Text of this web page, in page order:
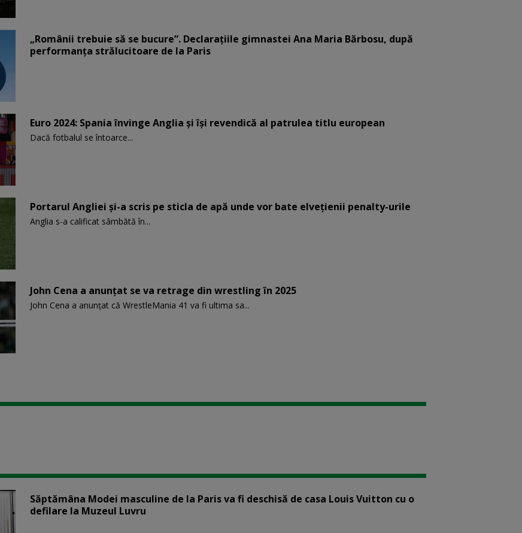
„Românii trebuie să se bucure”. Declarațiile gimnastei Ana Maria Bărbosu, după
performanța strălucitoare de la Paris
Euro 2024: Spania învinge Anglia și își revendică al patrulea titlu european
Dacă fotbalul se întoarce...
Portarul Angliei și-a scris pe sticla de apă unde vor bate elvețienii penalty-urile
Anglia s-a calificat sâmbătă în...
John Cena a anunţat se va retrage din wrestling în 2025
John Cena a anunțat că WrestleMania 41 va fi ultima sa...
Săptămâna Modei masculine de la Paris va fi deschisă de casa Louis Vuitton cu o
defilare la Muzeul Luvru